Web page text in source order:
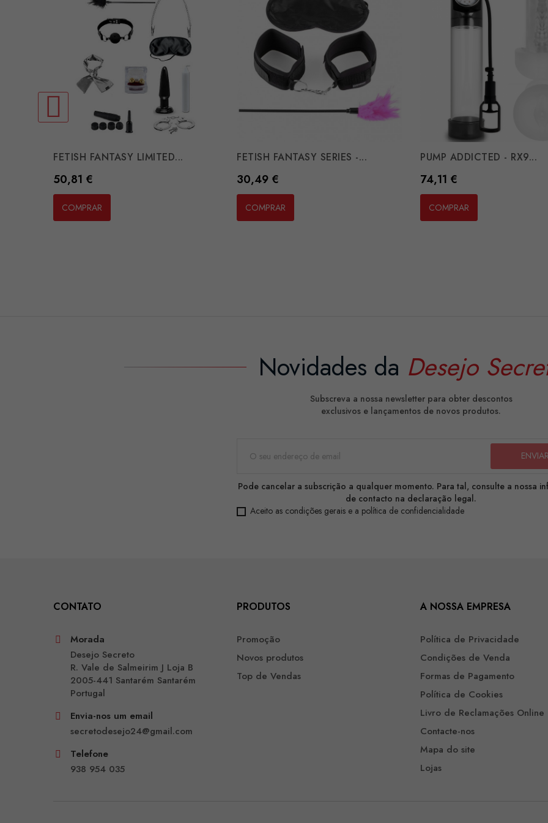
FETISH FANTASY LIMITED...
Preço
50,81 €
COMPRAR
FETISH FANTASY SERIES -...
Preço
30,49 €
COMPRAR
PUMP ADDICTED - RX9...
Preço
74,11 €
COMPRAR
Novidades da Desejo
Subscreva a nossa newsletter para obter descontos
exclusivos e lançamentos de novos produtos.
Pode cancelar a subscrição a qualquer momento. Para tal, consulte a nossa
de contacto na declaração legal.
Aceito as condições gerais e a política de confidencialidade
CONTATO
Morada
Desejo Secreto
R. Vale de Salmeirim J Loja B
2005-441 Santarém Santarém
Portugal
Envia-nos um email
secretodesejo24@gmail.com
Telefone
938 954 035
PRODUTOS
Promoção
Novos produtos
Top de Vendas
A NOSSA EMPRESA
Política de Privacidade
Condições de Venda
Formas de Pagamento
Política de Cookies
Livro de Reclamações Online
Contacte-nos
Mapa do site
Lojas